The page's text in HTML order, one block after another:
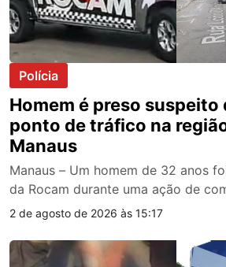
Polícia
Homem é preso suspeito
ponto de tráfico na
Manaus
Manaus – Um homem de 32 anos
da Rocam durante uma ação de
2 de agosto de 2026 às 15:17